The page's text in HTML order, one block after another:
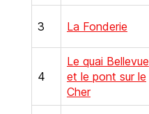
3 La Fonderie
4
Le quai Bellevue
et le pont sur le
Cher